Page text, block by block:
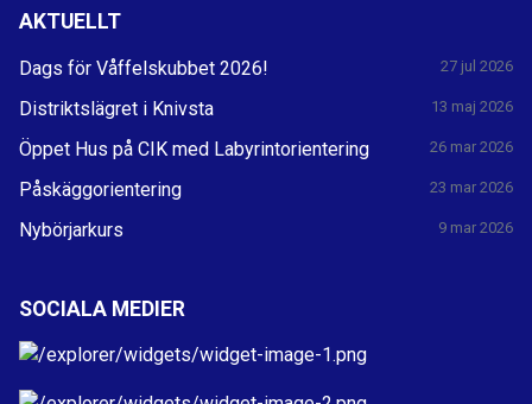
AKTUELLT
Dags för Våffelskubbet 2026! 27 jul 2026
Distriktslägret i Knivsta 13 maj 2026
Öppet Hus på CIK med Labyrintorientering 26 mar 2026
Påskäggorientering 23 mar 2026
Nybörjarkurs 9 mar 2026
SOCIALA MEDIER